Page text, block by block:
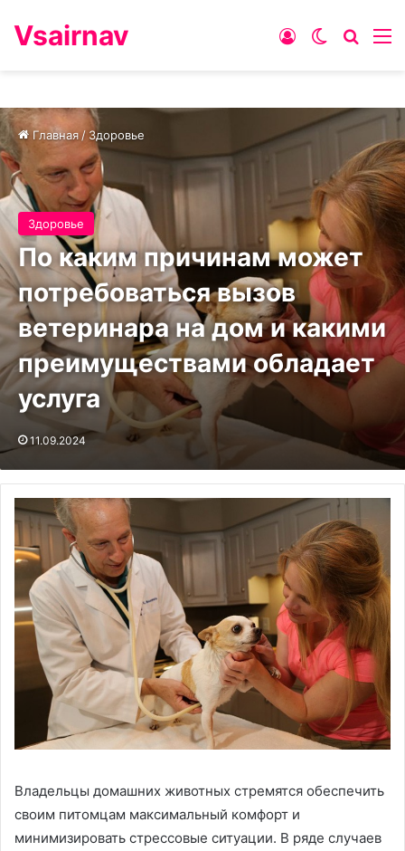
Vsairnav Switch skin
Войти
Главная/ Здоровье
Здоровье
По каким причинам может
потребоваться вызов
ветеринара на дом и какими
преимуществами обладает
услуга
11.09.2024
Владельцы домашних животных стремятся обеспечить
своим питомцам максимальный комфорт и
минимизировать стрессовые ситуации. В ряде случаев